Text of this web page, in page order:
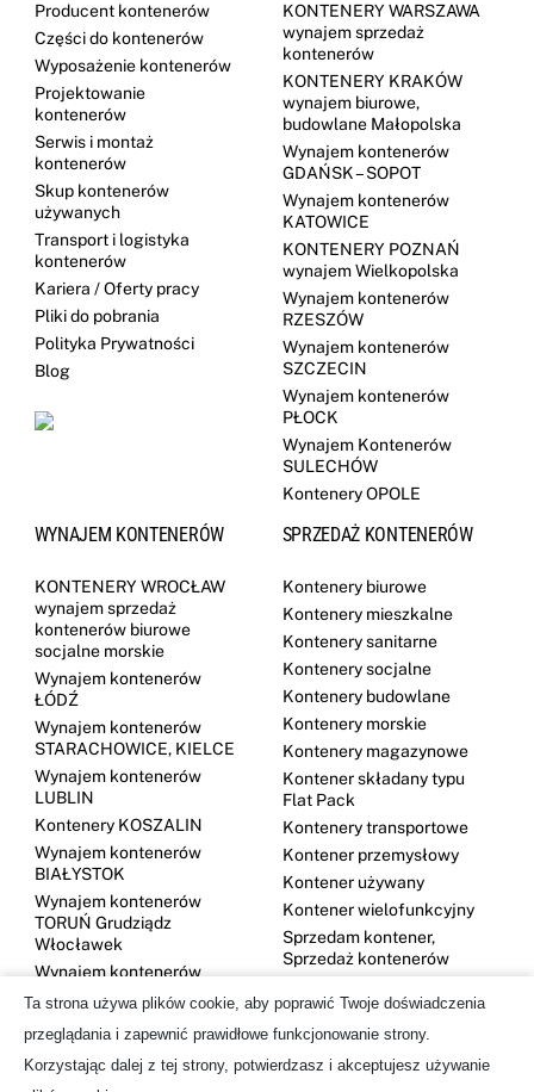
Producent kontenerów
Części do kontenerów
Wyposażenie kontenerów
Projektowanie
kontenerów
Serwis i montaż
kontenerów
Skup kontenerów
używanych
Transport i logistyka
kontenerów
Kariera / Oferty pracy
Pliki do pobrania
Polityka Prywatności
Blog
KONTENERY WARSZAWA
wynajem sprzedaż
kontenerów
KONTENERY KRAKÓW
wynajem biurowe,
budowlane Małopolska
Wynajem kontenerów
GDAŃSK – SOPOT
Wynajem kontenerów
KATOWICE
KONTENERY POZNAŃ
wynajem Wielkopolska
Wynajem kontenerów
RZESZÓW
Wynajem kontenerów
SZCZECIN
Wynajem kontenerów
PŁOCK
Wynajem Kontenerów
SULECHÓW
Kontenery OPOLE
WYNAJEM KONTENERÓW
KONTENERY WROCŁAW
wynajem sprzedaż
kontenerów biurowe
socjalne morskie
Wynajem kontenerów
ŁÓDŹ
Wynajem kontenerów
STARACHOWICE, KIELCE
Wynajem kontenerów
LUBLIN
Kontenery KOSZALIN
Wynajem kontenerów
BIAŁYSTOK
Wynajem kontenerów
TORUŃ Grudziądz
Włocławek
Wynajem kontenerów
Wynajem kontenerów
OLSZTYN
SPRZEDAŻ KONTENERÓW
Kontenery biurowe
Kontenery mieszkalne
Kontenery sanitarne
Kontenery socjalne
Kontenery budowlane
Kontenery morskie
Kontenery magazynowe
Kontener składany typu
Flat Pack
Kontenery transportowe
Kontener przemysłowy
Kontener używany
Kontener wielofunkcyjny
Sprzedam kontener,
Sprzedaż kontenerów
Ta strona używa plików cookie, aby poprawić Twoje doświadczenia
przeglądania i zapewnić prawidłowe funkcjonowanie strony.
Korzystając dalej z tej strony, potwierdzasz i akceptujesz używanie